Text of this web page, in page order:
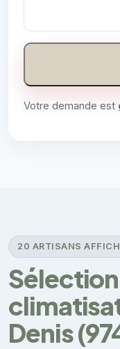
Votre demande est
20 ARTISANS
Denis